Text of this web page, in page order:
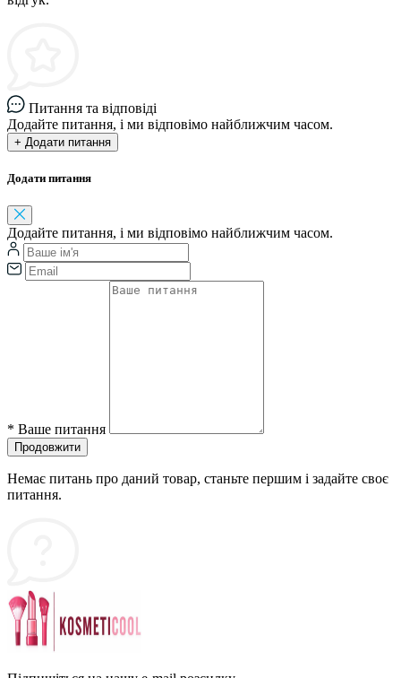
Питання та відповіді
Додайте питання, і ми відповімо найближчим часом.
+ Додати питання
Додати питання
Додайте питання, і ми відповімо найближчим часом.
* Ваше питання
Продовжити
Немає питань про даний товар, станьте першим і задайте своє
питання.